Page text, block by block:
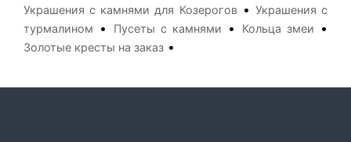
Украшения с камнями для Козерогов• Украшения с
турмалином
• Пусеты с камнями • Кольца змеи •
Золотые кресты на заказ •